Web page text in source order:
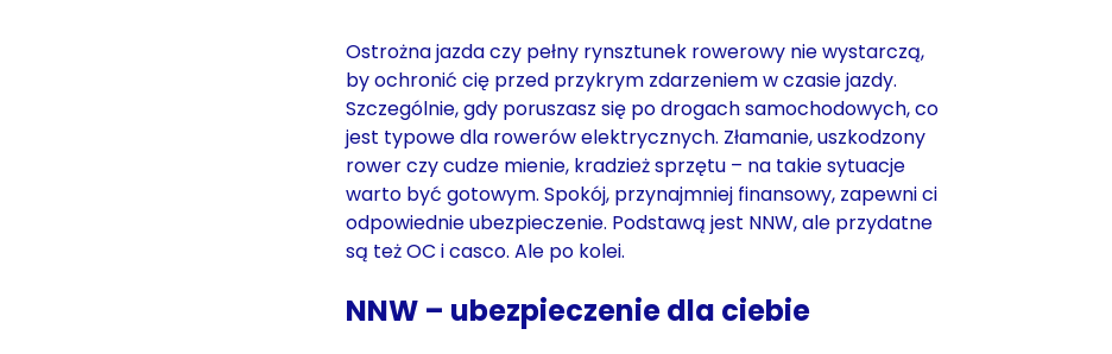
Ostrożna jazda czy pełny rynsztunek rowerowy nie wystarczą,
by ochronić cię przed przykrym zdarzeniem w czasie jazdy.
Szczególnie, gdy poruszasz się po drogach samochodowych, co
jest typowe dla rowerów elektrycznych. Złamanie, uszkodzony
rower czy cudze mienie, kradzież sprzętu – na takie sytuacje
warto być gotowym. Spokój, przynajmniej finansowy, zapewni ci
odpowiednie ubezpieczenie. Podstawą jest NNW, ale przydatne
są też OC i casco. Ale po kolei.
NNW – ubezpieczenie dla ciebie